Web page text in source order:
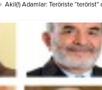
Akil(!) Adamlar: Teröriste “terörist”